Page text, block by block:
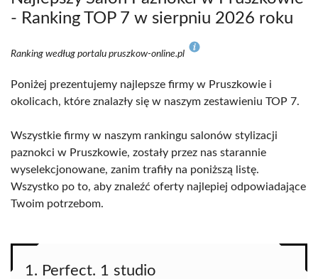
- Ranking TOP 7 w sierpniu 2026 roku
Ranking według portalu pruszkow-online.pl
Poniżej prezentujemy najlepsze firmy w Pruszkowie i
okolicach, które znalazły się w naszym zestawieniu TOP 7.
Wszystkie firmy w naszym rankingu salonów stylizacji
paznokci w Pruszkowie, zostały przez nas starannie
wyselekcjonowane, zanim trafiły na poniższą listę.
Wszystko po to, aby znaleźć oferty najlepiej odpowiadające
Twoim potrzebom.
1. Perfect. 1 studio